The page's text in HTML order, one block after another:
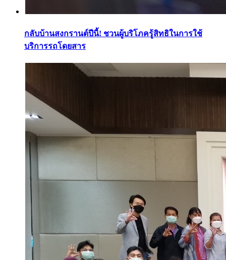
กลับบ้านสงกรานต์ปีนี้! ชวนผู้บริโภครู้สิทธิในการใช้
บริการรถโดยสาร